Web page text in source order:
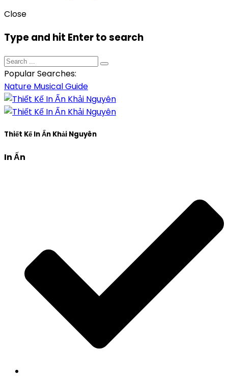
Close
Type and hit Enter to search
Popular Searches:
Nature MusicalGuide
Thiết Kế In Ấn Khải Nguyên
In Ấn